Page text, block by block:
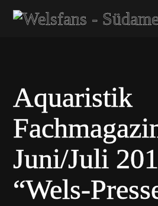
Aquaristik
Juni/Juli
“Wels-